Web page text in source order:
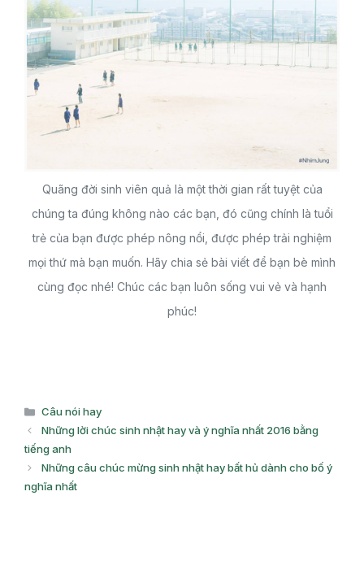
Quãng đời sinh viên quả là một thời gian rất tuyệt của
chúng ta đúng không nào các bạn, đó cũng chính là tuổi
trẻ của bạn được phép nông nổi, được phép trải nghiệm
mọi thứ mà bạn muốn. Hãy chia sẻ bài viết để bạn bè mình
cùng đọc nhé! Chúc các bạn luôn sống vui vẻ và hạnh
phúc!
Danh
mục
Câu nói hay
Những lời chúc sinh nhật hay và ý nghĩa nhất 2016 bằng
tiếng anh
Những câu chúc mừng sinh nhật hay bất hủ dành cho bố ý
nghĩa nhất